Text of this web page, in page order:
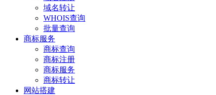
域名转让
WHOIS查询
批量查询
商标服务
商标查询
商标注册
商标服务
商标转让
网站搭建